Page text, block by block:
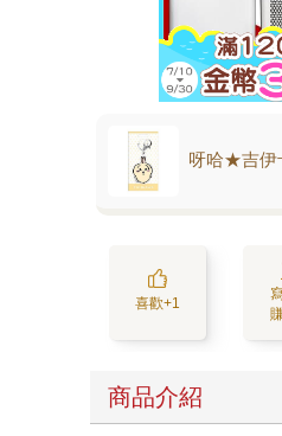
呀哈★吉伊
喜歡+1
商品介紹